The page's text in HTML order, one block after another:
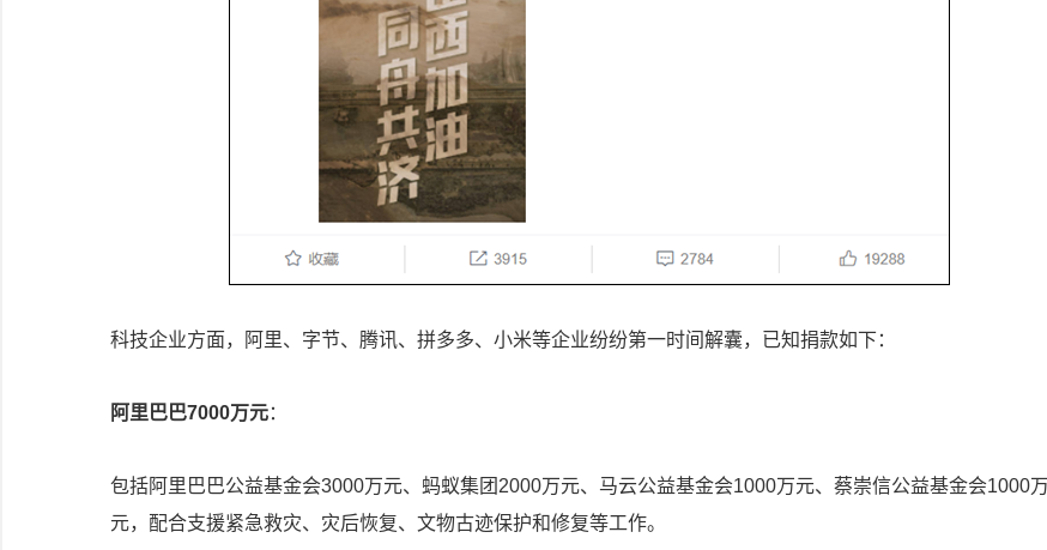
科技企业方面，阿里、字节、腾讯、拼多多、小米等企业纷纷第一时间解囊，已知捐款如下：
阿里巴巴7000万元：
包括阿里巴巴公益基金会3000万元、蚂蚁集团2000万元、马云公益基金会1000万元、蔡崇信公益基金会1000万
元，配合支援紧急救灾、灾后恢复、文物古迹保护和修复等工作。